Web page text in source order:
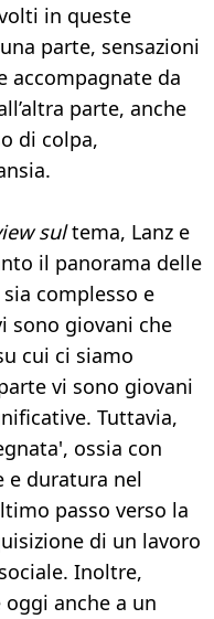
in queste
parte, sensazioni
accompagnate da
parte, anche
di colpa,
sultema, Lanz e
il panorama delle
complesso e
sono giovani che
cui ci siamo
vi sono giovani
Tuttavia,
ossia con
e duratura nel
passo verso la
di un lavoro
Inoltre,
anche a un